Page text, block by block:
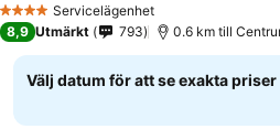
4 StjärnorServicelägenhet
8,9 Utmärkt 793 0.6 km till
Välj datum för att se exakta priser